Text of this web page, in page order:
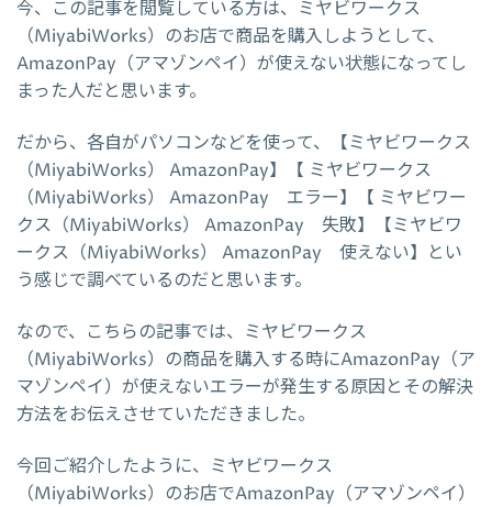
今、この記事を閲覧している方は、ミヤビワークス
（MiyabiWorks）のお店で商品を購入しようとして、
AmazonPay（アマゾンペイ）が使えない状態になってし
まった人だと思います。
だから、各自がパソコンなどを使って、【ミヤビワークス
（MiyabiWorks） AmazonPay】【 ミヤビワークス
（MiyabiWorks） AmazonPay エラー】【 ミヤビワー
クス（MiyabiWorks） AmazonPay 失敗】【ミヤビワ
ークス（MiyabiWorks） AmazonPay 使えない】とい
う感じで調べているのだと思います。
なので、こちらの記事では、ミヤビワークス
（MiyabiWorks）の商品を購入する時にAmazonPay（ア
マゾンペイ）が使えないエラーが発生する原因とその解決
方法をお伝えさせていただきました。
今回ご紹介したように、ミヤビワークス
（MiyabiWorks）のお店でAmazonPay（アマゾンペイ）